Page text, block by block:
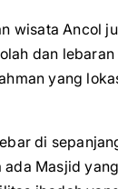
wisata Ancol
dan
yang
di
Masjid